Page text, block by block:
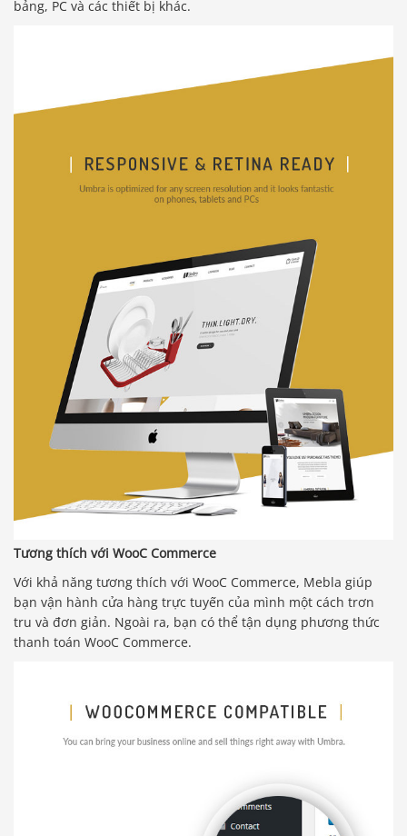
bảng, PC và các thiết bị khác.
Tương thích với WooC Commerce
Với khả năng tương thích với WooC Commerce, Mebla giúp
bạn vận hành cửa hàng trực tuyến của mình một cách trơn
tru và đơn giản. Ngoài ra, bạn có thể tận dụng phương thức
thanh toán WooC Commerce.